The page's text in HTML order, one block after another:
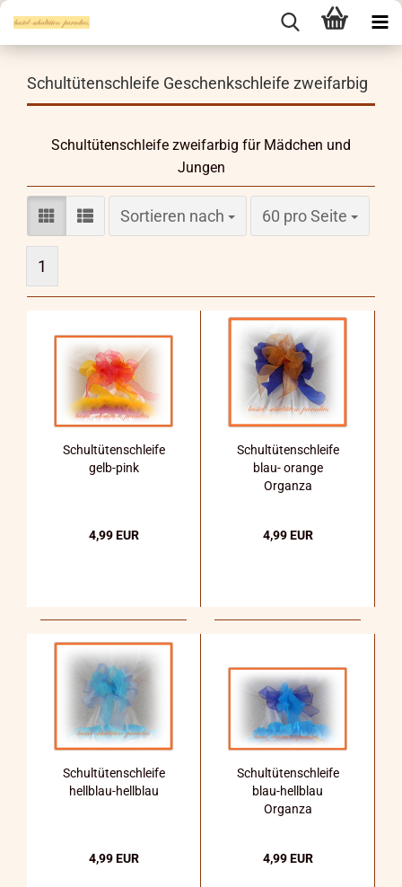
Schultütenschleife Geschenkschleife zweifarbig
Schultütenschleife zweifarbig für Mädchen und
Jungen
Sortieren nach
Sortieren nach 60 pro Seite
pro Seite
1
Schultütenschleife
gelb-pink
4,99 EUR
Schultütenschleife
blau- orange
Organza
4,99 EUR
Schultütenschleife
hellblau-hellblau
4,99 EUR
Schultütenschleife
blau-hellblau
Organza
4,99 EUR